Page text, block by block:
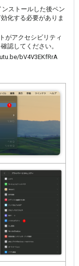
ストールした後ペン
化する必要がありま
がアクセシビリティ
認してください。
bV4V3EKfRrA